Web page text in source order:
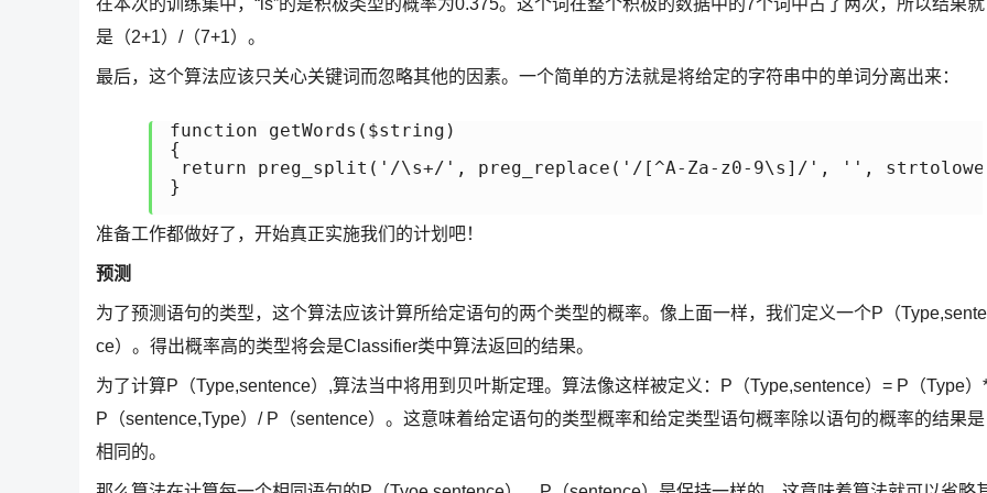
是（2+1）/（7+1）。
最后，这个算法应该只关心关键词而忽略其他的因素。一个简单的方法就是将给定的字符串中的单词分离出来：
function getWords($string)
{
return preg_split('/\s+/', preg_replace('/[^A-Za-z0-9\s]/', '',
}
准备工作都做好了，开始真正实施我们的计划吧！
预测
为了预测语句的类型，这个算法应该计算所给定语句的两个类型的概率。像上面一样，我们定义一个P（
ce）。得出概率高的类型将会是Classifier类中算法返回的结果。
为了计算P（Type,sentence）,算法当中将用到贝叶斯定理。算法像这样被定义：P（Type,sentence）= P（Type）
P（sentence,Type）/ P（sentence）。这意味着给定语句的类型概率和给定类型语句概率除以语句的概率的结果是
相同的。